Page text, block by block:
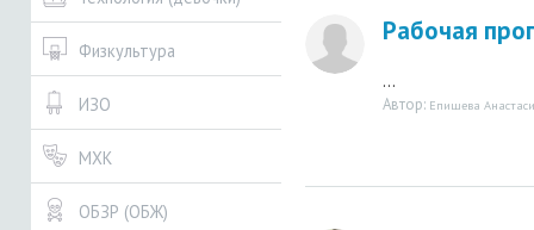
Физкультура
ИЗО
МХК
ОБЗР (ОБЖ)
Рабочая
...
Автор: Епишева